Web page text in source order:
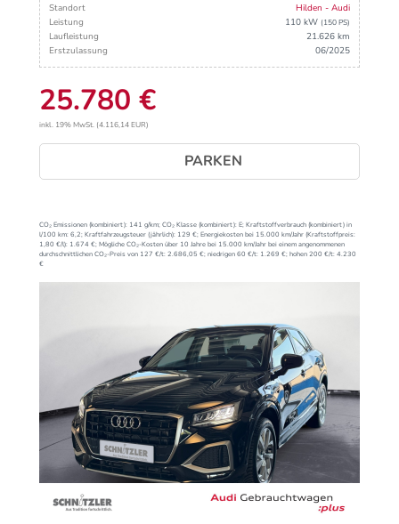
Standort
Hilden - Audi
Leistung
110 kW (150 PS)
Laufleistung
21.626 km
Erstzulassung
06/2025
25.780 €
inkl. 19% MwSt. (4.116,14 EUR)
PARKEN
CO₂ Emissionen (kombiniert): 141 g/km;CO₂ Klasse (kombiniert):E;Kraftstoffverbrauch (kombiniert) in
l/100 km:6,2;Kraftfahrzeugsteuer (jährlich): 129 €;Energiekosten bei 15.000 km/Jahr (Kraftstoffpreis:
1,80 €/l): 1.674 €;Mögliche CO₂-Kosten über 10 Jahre bei 15.000 km/Jahr bei einem angenommenen
durchschnittlichen CO₂-Preis von 127 €/t:2.686,05 €; niedrigen 60 €/t: 1.269 €; hohen 200 €/t: 4.230
€